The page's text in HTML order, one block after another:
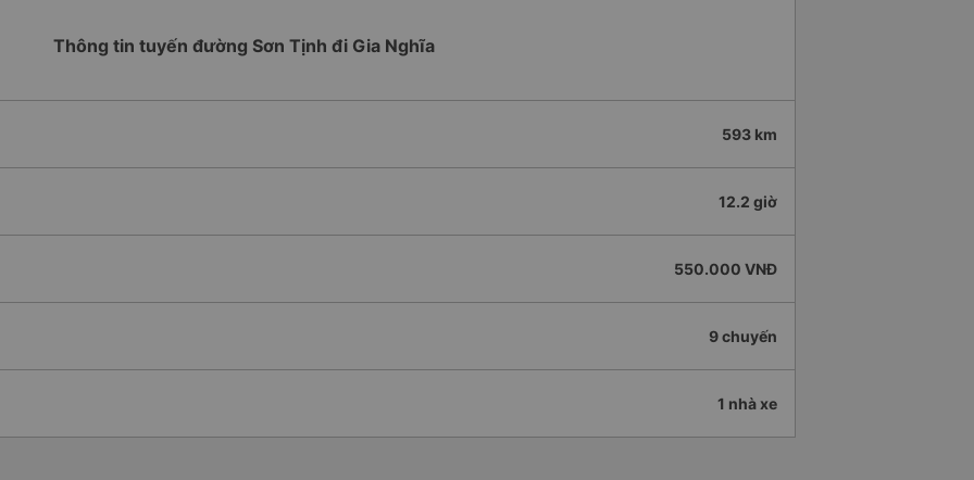
Thông tin tuyến đường Sơn Tịnh đi Gia Nghĩa
593 km
12.2 giờ
550.000 VNĐ
9 chuyến
1 nhà xe